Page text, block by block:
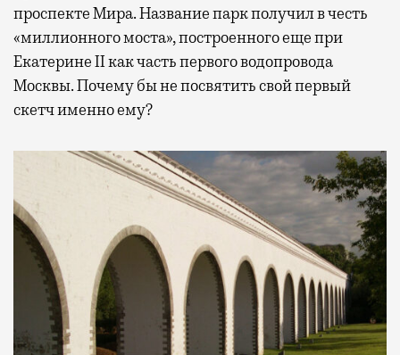
проспекте Мира. Название парк получил в честь
«миллионного моста», построенного еще при
Екатерине II как часть первого водопровода
Москвы. Почему бы не посвятить свой первый
скетч именно ему?